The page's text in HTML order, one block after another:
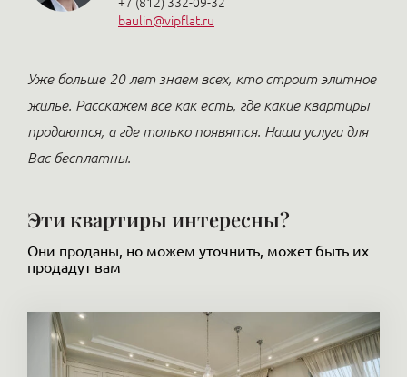
baulin@vipflat.ru
Уже больше 20 лет знаем всех, кто строит элитное
жилье. Расскажем все как есть, где какие квартиры
продаются, а где только появятся. Наши услуги для
Вас бесплатны.
Эти квартиры интересны?
Они проданы, но можем уточнить, может быть их
продадут вам